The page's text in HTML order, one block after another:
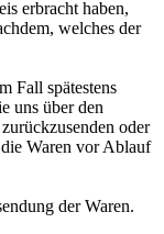
erbracht haben,
welches der
Fall spätestens
uns über den
oder
Waren vor Ablauf
der Waren.